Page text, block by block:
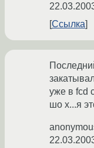
Ссылка
уже в fcd
шо х...я